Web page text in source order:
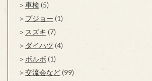
車検 (5)
プジョー (1)
スズキ (7)
ダイハツ (4)
ボルボ (1)
交流会など (99)